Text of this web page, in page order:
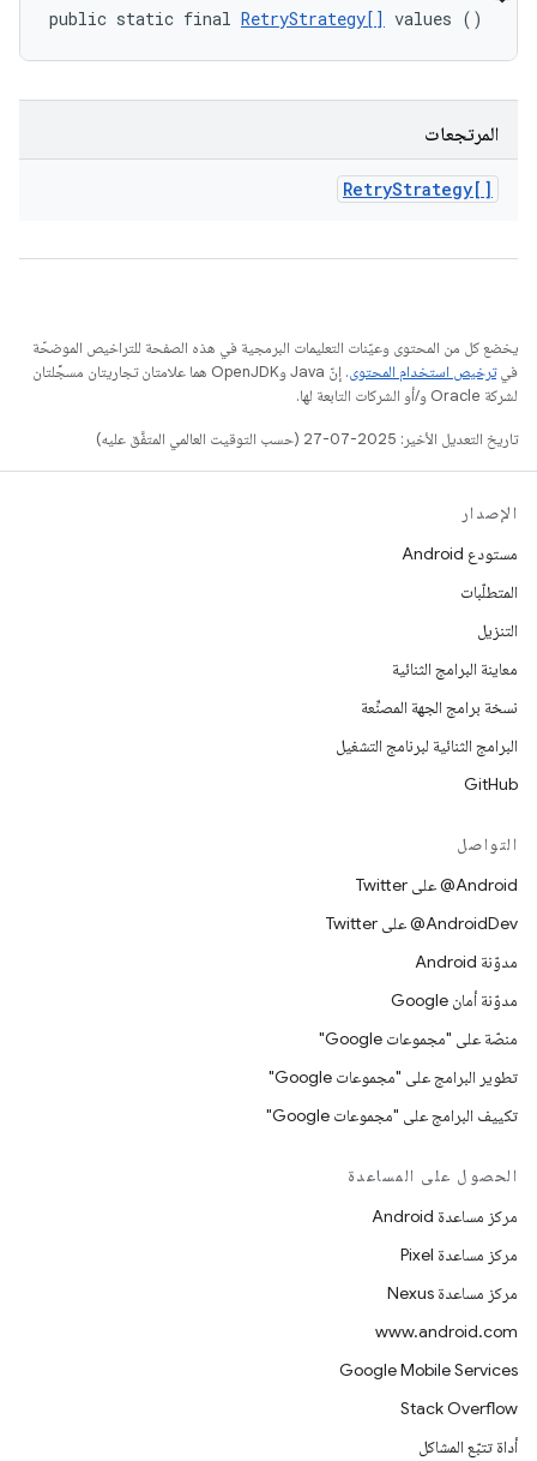
public static final RetryStrategy[] values ()
المرتجعات
RetryStrategy[]
يخضع كل من المحتوى وعيّنات التعليمات البرمجية في هذه الصفحة للتراخيص الموضحّة
فيترخيص استخدام المحتوى
. إنّ Java وOpenJDK هما علامتان تجاريتان مسجَّلتان
لشركة Oracle و/أو الشركات التابعة لها.
تاريخ التعديل الأخير: 2025-07-27 (حسب التوقيت العالمي المتفَّق عليه)
الإصدار
مستودع Android
المتطلّبات
التنزيل
معاينة البرامج الثنائية
نسخة برامج الجهة المصنِّعة
البرامج الثنائية لبرنامج التشغيل
GitHub
التواصل
‎@Android على Twitter
‎@AndroidDev على Twitter
مدوّنة Android
مدوّنة أمان Google
منصّة على "مجموعات Google"
تطوير البرامج على "مجموعات Google"
تكييف البرامج على "مجموعات Google"
الحصول على المساعدة
مركز مساعدة Android
مركز مساعدة Pixel
مركز مساعدة Nexus
www.android.com
Google Mobile Services
Stack Overflow
أداة تتبّع المشاكل